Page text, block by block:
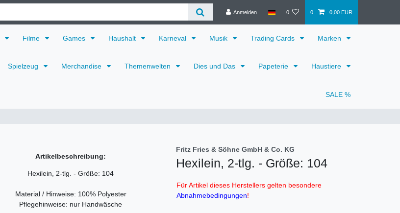
Anmelden 0 0 0,00 EUR
Filme Games Haushalt Karneval Musik Trading Cards Marken
Spielzeug Merchandise Themenwelten Dies und Das Papeterie Haustiere
SALE %
Artikelbeschreibung:
Hexilein, 2-tlg. - Größe: 104
Material / Hinweise: 100% Polyester
Pflegehinweise: nur Handwäsche
Fritz Fries & Söhne GmbH & Co. KG
Hexilein, 2-tlg. - Größe: 104
Für Artikel dieses Herstellers gelten besondere
Abnahmebedingungen!